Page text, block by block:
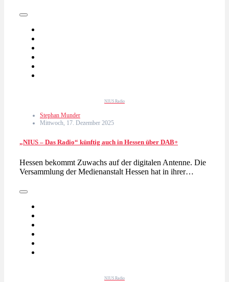
NIUS Radio
Stephan Munder
Mittwoch, 17. Dezember 2025
„NIUS – Das Radio“ künftig auch in Hessen über DAB+
Hessen bekommt Zuwachs auf der digitalen Antenne. Die
Versammlung der Medienanstalt Hessen hat in ihrer…
NIUS Radio